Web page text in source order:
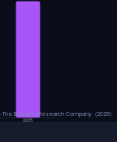
2035
Business Research Company（2026）